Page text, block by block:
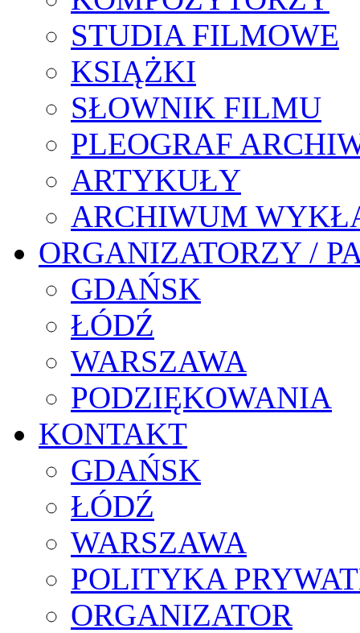
STUDIA FILMOWE
KSIĄŻKI
SŁOWNIK FILMU
PLEOGRAF
ARTYKUŁY
ARCHIWUM
ORGANIZATORZY /
GDAŃSK
ŁÓDŹ
WARSZAWA
PODZIĘKOWANIA
KONTAKT
GDAŃSK
ŁÓDŹ
WARSZAWA
POLITYKA
ORGANIZATOR